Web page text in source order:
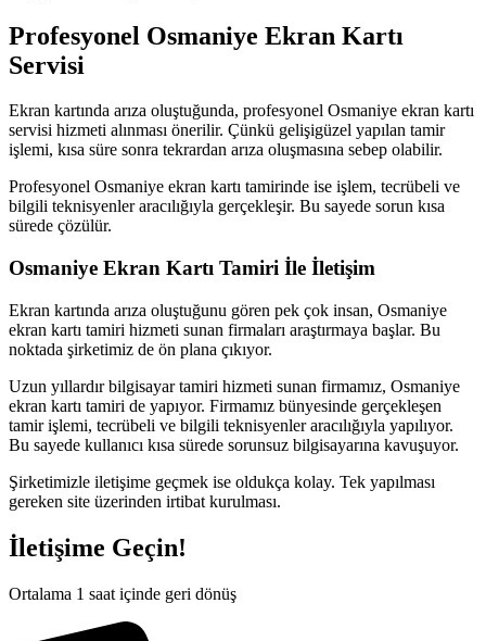
Profesyonel Osmaniye Ekran Kartı
Servisi
Ekran kartında arıza oluştuğunda, profesyonel Osmaniye ekran kartı
servisi hizmeti alınması önerilir. Çünkü gelişigüzel yapılan tamir
işlemi, kısa süre sonra tekrardan arıza oluşmasına sebep olabilir.
Profesyonel Osmaniye ekran kartı tamirinde ise işlem, tecrübeli ve
bilgili teknisyenler aracılığıyla gerçekleşir. Bu sayede sorun kısa
sürede çözülür.
Osmaniye Ekran Kartı Tamiri İle İletişim
Ekran kartında arıza oluştuğunu gören pek çok insan, Osmaniye
ekran kartı tamiri hizmeti sunan firmaları araştırmaya başlar. Bu
noktada şirketimiz de ön plana çıkıyor.
Uzun yıllardır bilgisayar tamiri hizmeti sunan firmamız, Osmaniye
ekran kartı tamiri de yapıyor. Firmamız bünyesinde gerçekleşen
tamir işlemi, tecrübeli ve bilgili teknisyenler aracılığıyla yapılıyor.
Bu sayede kullanıcı kısa sürede sorunsuz bilgisayarına kavuşuyor.
Şirketimizle iletişime geçmek ise oldukça kolay. Tek yapılması
gereken site üzerinden irtibat kurulması.
İletişime Geçin!
Ortalama 1 saat içinde geri dönüş